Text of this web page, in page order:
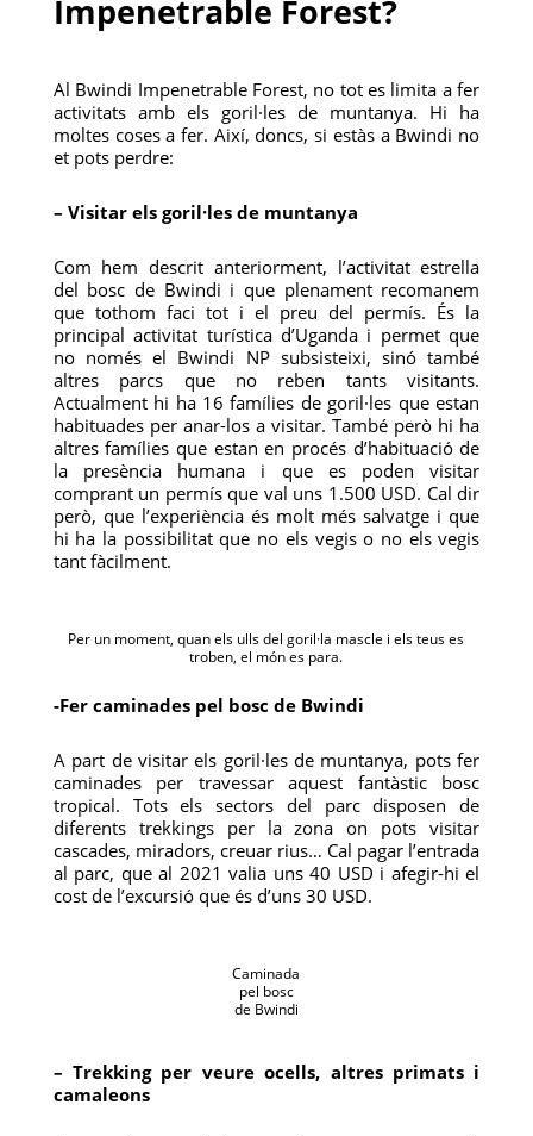
Impenetrable Forest?
Al Bwindi Impenetrable Forest, no tot es limita a fer
activitats amb els goril·les de muntanya. Hi ha
moltes coses a fer. Així, doncs, si estàs a Bwindi no
et pots perdre:
– Visitar els goril·les de muntanya
Com hem descrit anteriorment, l’activitat estrella
del bosc de Bwindi i que plenament recomanem
que tothom faci tot i el preu del permís. És la
principal activitat turística d’Uganda i permet que
no només el Bwindi NP subsisteixi, sinó també
altres parcs que no reben tants visitants.
Actualment hi ha 16 famílies de goril·les que estan
habituades per anar-los a visitar. També però hi ha
altres famílies que estan en procés d’habituació de
la presència humana i que es poden visitar
comprant un permís que val uns 1.500 USD. Cal dir
però, que l’experiència és molt més salvatge i que
hi ha la possibilitat que no els vegis o no els vegis
tant fàcilment.
Per un moment, quan els ulls del goril·la mascle i els teus es
troben, el món es para.
-Fer caminades pel bosc de Bwindi
A part de visitar els goril·les de muntanya, pots fer
caminades per travessar aquest fantàstic bosc
tropical. Tots els sectors del parc disposen de
diferents trekkings per la zona on pots visitar
cascades, miradors, creuar rius… Cal pagar l’entrada
al parc, que al 2021 valia uns 40 USD i afegir-hi el
cost de l’excursió que és d’uns 30 USD.
Caminada
pel bosc
de Bwindi
– Trekking per veure ocells, altres primats i
camaleons